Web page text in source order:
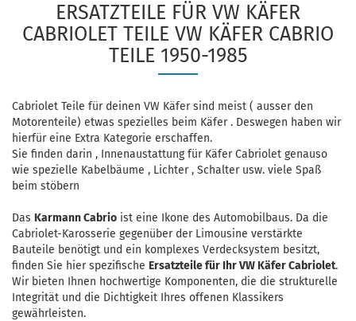
ERSATZTEILE FÜR VW KÄFER
CABRIOLET TEILE VW KÄFER CABRIO
TEILE 1950-1985
Cabriolet Teile für deinen VW Käfer sind meist ( ausser den
Motorenteile) etwas spezielles beim Käfer . Deswegen haben wir
hierfür eine Extra Kategorie erschaffen.
Sie finden darin , Innenaustattung für Käfer Cabriolet genauso
wie spezielle Kabelbäume , Lichter , Schalter usw. viele Spaß
beim stöbern
Das Karmann Cabrio ist eine Ikone des Automobilbaus. Da die
Cabriolet-Karosserie gegenüber der Limousine verstärkte
Bauteile benötigt und ein komplexes Verdecksystem besitzt,
finden Sie hier spezifische Ersatzteile für Ihr VW Käfer Cabriolet.
Wir bieten Ihnen hochwertige Komponenten, die die strukturelle
Integrität und die Dichtigkeit Ihres offenen Klassikers
gewährleisten.